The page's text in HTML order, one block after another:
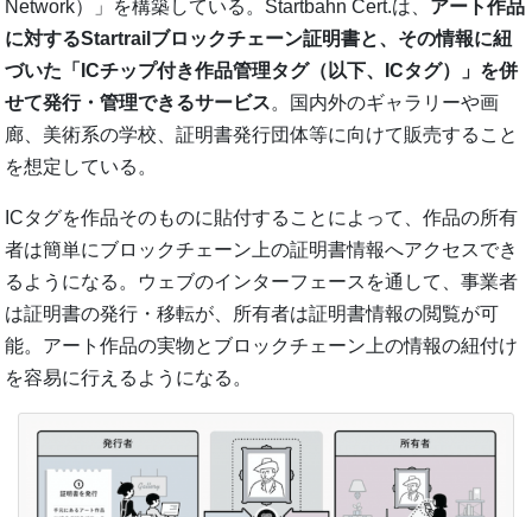
Network）」を構築している。Startbahn Cert.は、 アート作品
に対するStartrailブロックチェーン証明書と、その情報に紐
づいた「ICチップ付き作品管理タグ（以下、ICタグ）」を併
せて発行・管理できるサービス。国内外のギャラリーや画
廊、美術系の学校、証明書発行団体等に向けて販売すること
を想定している。
ICタグを作品そのものに貼付することによって、作品の所有
者は簡単にブロックチェーン上の証明書情報へアクセスでき
るようになる。ウェブのインターフェースを通して、事業者
は証明書の発行・移転が、所有者は証明書情報の閲覧が可
能。アート作品の実物とブロックチェーン上の情報の紐付け
を容易に行えるようになる。